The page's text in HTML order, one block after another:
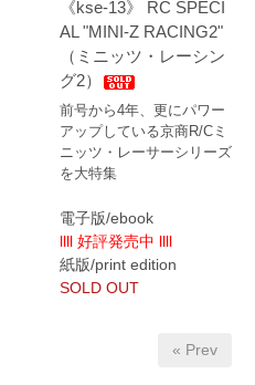
《kse-13》 RC SPECI
AL "MINI-Z RACING2"
（ミニッツ・レーシン
グ2）
前号から4年、更にパワー
アップしている京商R/Cミ
ニッツ・レーサーシリーズ
を大特集
電子版/ebook
llll 好評発売中 llll
紙版/print edition
SOLD OUT
« Prev